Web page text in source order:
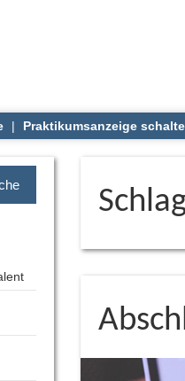
| Praktikumsanzeige